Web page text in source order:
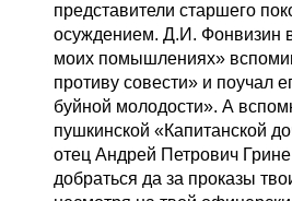
представители старшего
осуждением. Д.И. Фонвизин
моих помышлениях»
противу совести» и поучал
буйной молодости». А
пушкинской «Капитанской
отец Андрей Петрович
добраться да за проказы